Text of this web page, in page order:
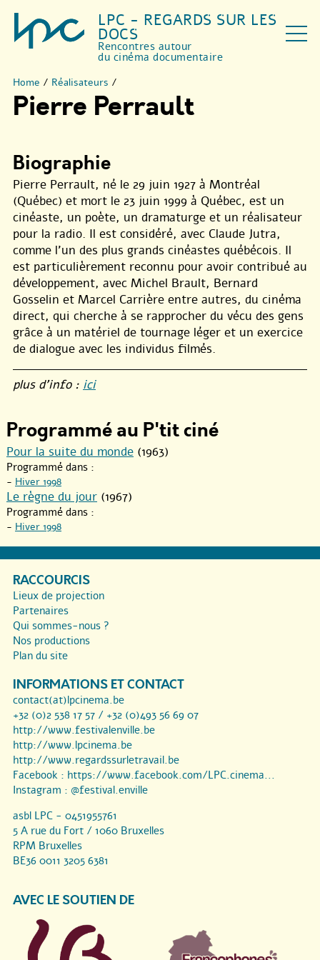
LPC - REGARDS SUR LES
DOCS
Rencontres autour
du cinéma documentaire
Home / Réalisateurs /
Pierre Perrault
Biographie
Pierre Perrault, né le 29 juin 1927 à Montréal
(Québec) et mort le 23 juin 1999 à Québec, est un
cinéaste, un poète, un dramaturge et un réalisateur
pour la radio. Il est considéré, avec Claude Jutra,
comme l’un des plus grands cinéastes québécois. Il
est particulièrement reconnu pour avoir contribué au
développement, avec Michel Brault, Bernard
Gosselin et Marcel Carrière entre autres, du cinéma
direct, qui cherche à se rapprocher du vécu des gens
grâce à un matériel de tournage léger et un exercice
de dialogue avec les individus filmés.
plus d’info : ici
Programmé au P'tit ciné
Pour la suite du monde (1963)
Programmé dans :
- Hiver 1998
Le règne du jour (1967)
Programmé dans :
- Hiver 1998
RACCOURCIS
Lieux de projection
Partenaires
Qui sommes-nous ?
Nos productions
Plan du site
INFORMATIONS ET CONTACT
contact(at)lpcinema.be
+32 (0)2 538 17 57 / +32 (0)493 56 69 07
http://www.festivalenville.be
http://www.lpcinema.be
http://www.regardssurletravail.be
Facebook : https://www.facebook.com/LPC.cinema...
Instagram : @festival.enville
asbl LPC - 0451955761
5 A rue du Fort / 1060 Bruxelles
RPM Bruxelles
BE36 0011 3205 6381
AVEC LE SOUTIEN DE